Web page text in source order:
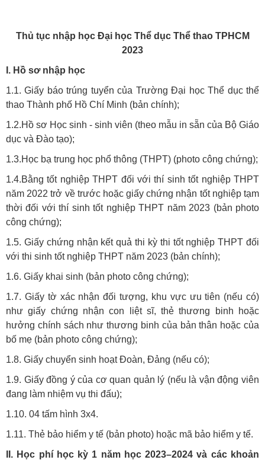
Thủ tục nhập học Đại học Thể dục Thể thao TPHCM
2023
I. Hồ sơ nhập học
1.1. Giấy báo trúng tuyển của Trường Đại học Thể dục thể
thao Thành phố Hồ Chí Minh (bản chính);
1.2.Hồ sơ Học sinh - sinh viên (theo mẫu in sẵn của Bộ Giáo
dục và Đào tạo);
1.3.Học bạ trung học phổ thông (THPT) (photo công chứng);
1.4.Bằng tốt nghiệp THPT đối với thí sinh tốt nghiệp THPT
năm 2022 trở về trước hoặc giấy chứng nhận tốt nghiệp tạm
thời đối với thí sinh tốt nghiệp THPT năm 2023 (bản photo
công chứng);
1.5. Giấy chứng nhận kết quả thi kỳ thi tốt nghiệp THPT đối
với thi sinh tốt nghiệp THPT năm 2023 (bản chính);
1.6. Giấy khai sinh (bản photo công chứng);
1.7. Giấy tờ xác nhận đối tượng, khu vực ưu tiên (nếu có)
như giấy chứng nhận con liệt sĩ, thẻ thương binh hoặc
hưởng chính sách như thương binh của bản thân hoặc của
bố mẹ (bản photo công chứng);
1.8. Giấy chuyển sinh hoạt Đoàn, Đảng (nếu có);
1.9. Giấy đồng ý của cơ quan quản lý (nếu là vận động viên
đang làm nhiệm vụ thi đấu);
1.10. 04 tấm hình 3x4.
1.11. Thẻ bảo hiểm y tế (bản photo) hoặc mã bảo hiểm y tế.
II. Học phí học kỳ 1 năm học 2023–2024 và các khoản